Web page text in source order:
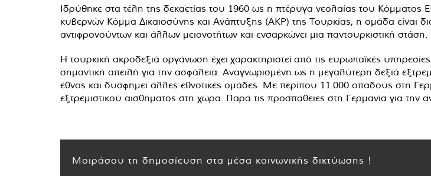
Ιδρύθηκε στα τέλη της δεκαετίας του 1960 ως η πτέρυγα νεολαίας του Κόμματος
κυβερνών Κόμμα Δικαιοσύνης και Ανάπτυξης (AKP) της Τουρκίας, η ομάδα είναι
αντιφρονούντων και άλλων μειονοτήτων και ενσαρκώνει μια παντουρκιστική στάση.
Η τουρκική ακροδεξιά οργάνωση έχει χαρακτηριστεί από τις ευρωπαϊκές
σημαντική απειλή για την ασφάλεια. Αναγνωρισμένη ως η μεγαλύτερη δεξιά
έθνος και δυσφημεί άλλες εθνοτικές ομάδες. Με περίπου 11.000 οπαδούς στη
εξτρεμιστικού αισθήματος στη χώρα. Παρά τις προσπάθειες στη Γερμανία για
Μοιράσου τη δημοσίευση στα μέσα κοινωνικής δικτύωσης !